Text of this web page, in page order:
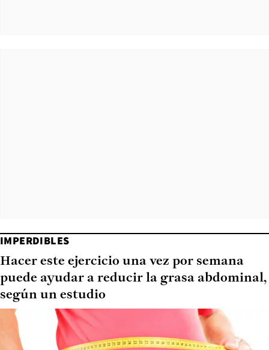
IMPERDIBLES
Hacer este ejercicio una vez por semana
puede ayudar a reducir la grasa abdominal,
según un estudio